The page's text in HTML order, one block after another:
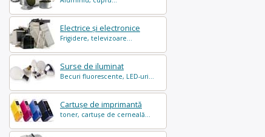
Electrice și electronice
Frigidere, televizoare...
Surse de iluminat
Becuri fluorescente, LED-uri...
Cartușe de imprimantă
toner, cartușe de cerneală...